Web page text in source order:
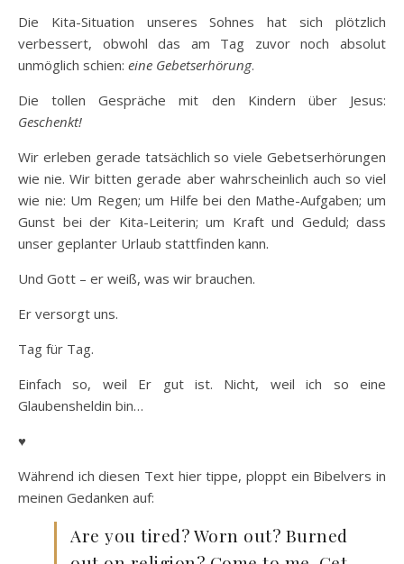
Die Kita-Situation unseres Sohnes hat sich plötzlich
verbessert, obwohl das am Tag zuvor noch absolut
unmöglich schien: eine Gebetserhörung.
Die tollen Gespräche mit den Kindern über Jesus:
Geschenkt!
Wir erleben gerade tatsächlich so viele Gebetserhörungen
wie nie. Wir bitten gerade aber wahrscheinlich auch so viel
wie nie: Um Regen; um Hilfe bei den Mathe-Aufgaben; um
Gunst bei der Kita-Leiterin; um Kraft und Geduld; dass
unser geplanter Urlaub stattfinden kann.
Und Gott – er weiß, was wir brauchen.
Er versorgt uns.
Tag für Tag.
Einfach so, weil Er gut ist. Nicht, weil ich so eine
Glaubensheldin bin…
♥
Während ich diesen Text hier tippe, ploppt ein Bibelvers in
meinen Gedanken auf:
Are you tired? Worn out? Burned